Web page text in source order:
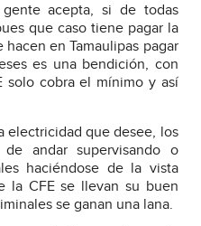
acepta, si de todas
que caso tiene pagar la
en Tamaulipas pagar
es una bendición, con
solo cobra el mínimo y así
electricidad que desee, los
andar supervisando o
haciéndose de la vista
la CFE se llevan su buen
se ganan una lana.